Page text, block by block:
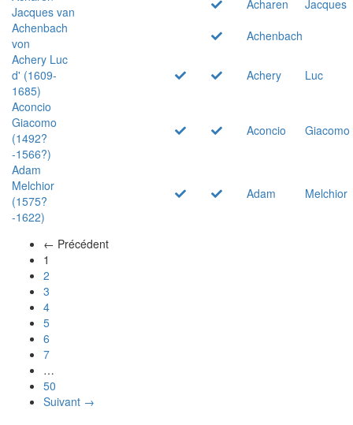
Jacques van
Acharen
Jacques
Achenbach
von
Achenbach
Achery Luc
d' (1609-
1685)
Achery
Luc
Aconcio
Giacomo
(1492?
-1566?)
Aconcio Giacomo
Adam
Melchior
(1575?
-1622)
Adam Melchior
← Précédent
1
2
3
4
5
6
7
…
50
Suivant →